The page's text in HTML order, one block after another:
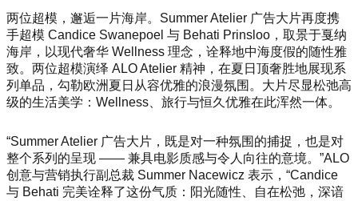
两位超模，邂逅一片海岸。Summer Atelier 广告大片再度携
手超模 Candice Swanepoel 与 Behati Prinsloo，取景于戛纳
海岸，以现代奢华 Wellness 理念，诠释地中海度假的随性雅
致。两位超模演绎 ALO Atelier 精神，在夏日顶奢胜地展现系
列单品，勾勒欧洲夏日从容优雅的浪漫氛围。大片尽显松弛高
级的生活美学：Wellness、旅行与恒久优雅在此浑然一体。
“Summer Atelier 广告大片，既是对一种氛围的捕捉，也是对
整个系列的呈现 —— 兼具电影质感与令人向往的意境。”ALO
创意与营销执行副总裁 Summer Nacewicz 表示，“Candice
与 Behati 完美诠释了这份气质：阳光随性、自在松弛，深谙